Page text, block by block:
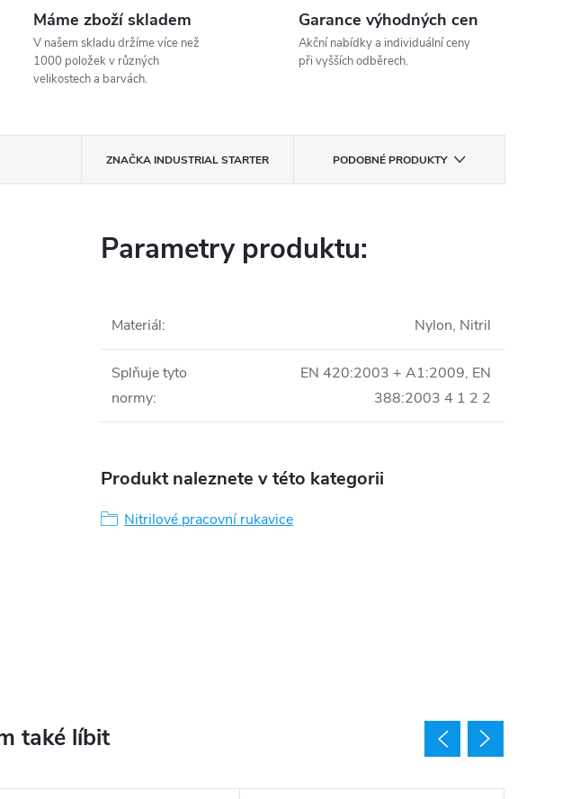
Máme zboží skladem
V našem skladu držíme více než
1000 položek v různých
velikostech a barvách.
Garance výhodných cen
Akční nabídky a individuální ceny
při vyšších odběrech.
ZNAČKAINDUSTRIAL STARTER PODOBNÉ PRODUKTY
Parametry produktu:
Materiál: Nylon, Nitril
Splňuje tyto
normy:
EN 420:2003 + A1:2009, EN
388:2003 4 1 2 2
Produkt naleznete v této kategorii
Nitrilové pracovní rukavice